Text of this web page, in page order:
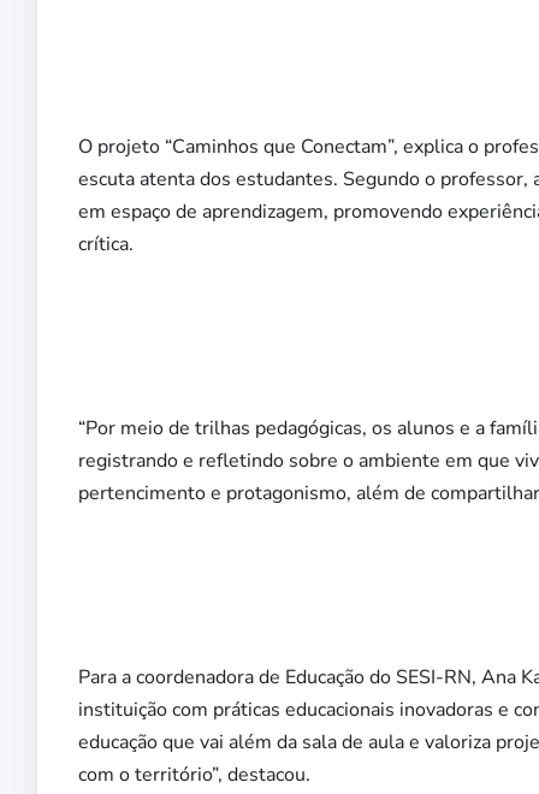
O projeto “Caminhos que Conectam”, explica o
escuta atenta dos estudantes. Segundo o
em espaço de aprendizagem, promovendo
crítica.
“Por meio de trilhas pedagógicas, os alunos e a
registrando e refletindo sobre o ambiente em que
pertencimento e protagonismo, além de
Para a coordenadora de Educação do SESI-RN,
instituição com práticas educacionais inovadoras e
educação que vai além da sala de aula e valoriza
com o território”, destacou.